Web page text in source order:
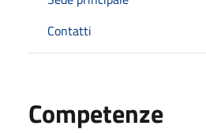
Contatti
Competenze